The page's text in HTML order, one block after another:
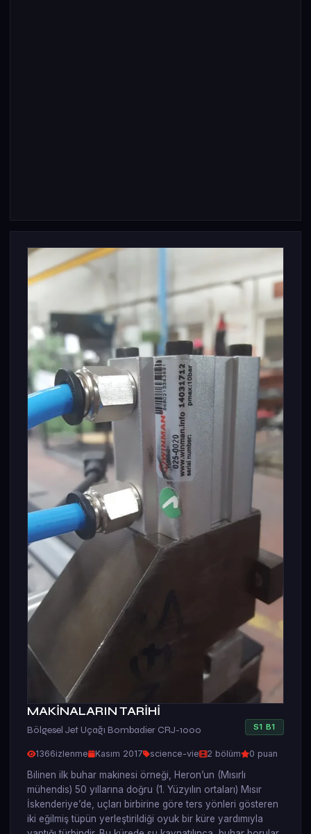
MAKİNALARIN TARİHİ
Bölgesel Jet Uçağı Bombadier CRJ-1000 S1 B1
1366izlenme Kasım 2017 science-vie 2 bölüm 0 puan
Bilinen ilk buhar makinesi örneği, Heron’un (Mısırlı
mühendis) 50 yıllarına doğru (1. Yüzyılın ortaları) Mısır
İskenderiye’de, uçları birbirine göre ters yönleri gösteren
iki eğilmiş tüpün yerleştirildiği oyuk bir küre yardımıyla